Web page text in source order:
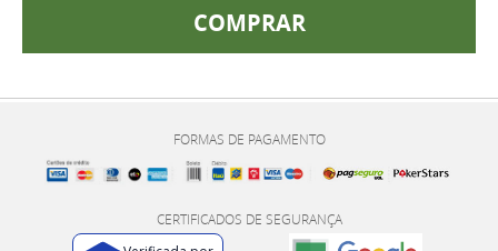
COMPRAR
FORMAS DE PAGAMENTO
CERTIFICADOS DE SEGURANÇA